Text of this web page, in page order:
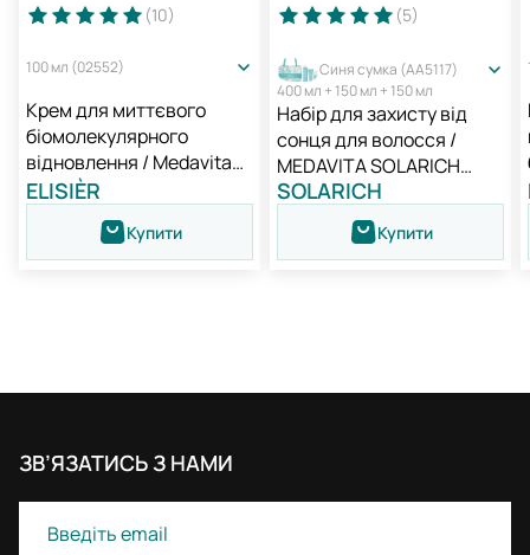
(10)
100 мл (02552)
Крем для миттєвого
біомолекулярного
відновлення / Medavita
Elisièr Instant Bond Repair
Leave-in Cream
ELISIÈR
Купити
(5)
Синя сумка (AA5117)
400 мл + 150 мл + 150 мл
Набір для захисту від
сонця для волосся /
MEDAVITA SOLARICH
NEW
SOLARICH
Купити
ЗВ’ЯЗАТИСЬ З НАМИ